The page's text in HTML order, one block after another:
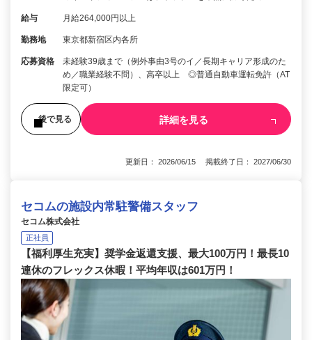
給与 月給264,000円以上
勤務地 東京都新宿区内各所
応募資格
未経験39歳まで（例外事由3号のイ／長期キャリア形成のた
め／職業経験不問）、高卒以上 ◎普通自動車運転免許（AT
限定可）
後で見る 詳細を見る
更新日： 2026/06/15 掲載終了日： 2027/06/30
セコムの施設内常駐警備スタッフ
セコム株式会社
正社員
【福利厚生充実】奨学金返還支援、最大100万円！最長10
連休のフレックス休暇！平均年収は601万円！